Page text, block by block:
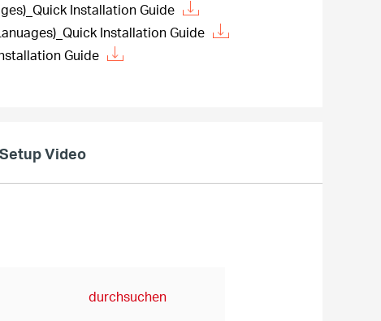
Installation Guide
Installation Guide
Guide
Setup Video
durchsuchen